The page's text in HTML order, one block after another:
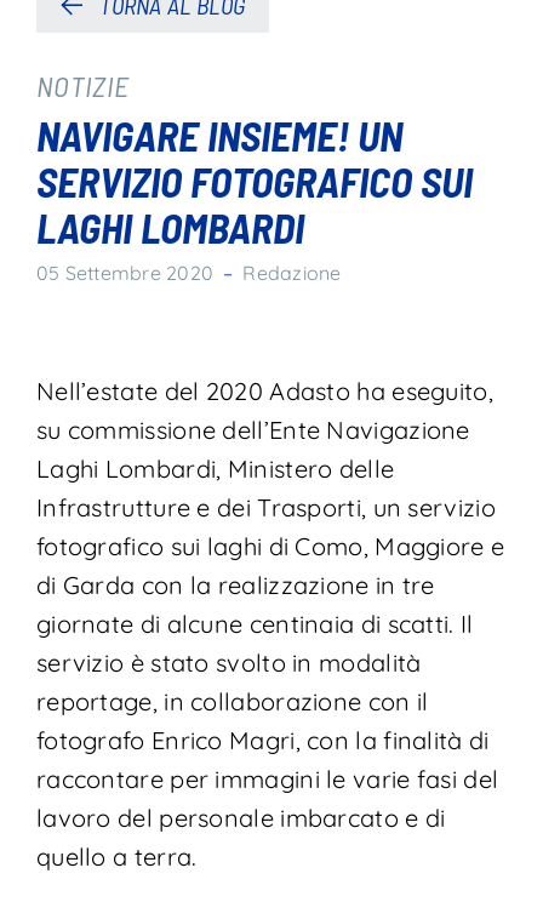
NOTIZIE
NAVIGARE INSIEME! UN
SERVIZIO FOTOGRAFICO SUI
LAGHI LOMBARDI
05 Settembre 2020 – Redazione
Nell’estate del 2020 Adasto ha eseguito,
su commissione dell’Ente Navigazione
Laghi Lombardi, Ministero delle
Infrastrutture e dei Trasporti, un servizio
fotografico sui laghi di Como, Maggiore e
di Garda con la realizzazione in tre
giornate di alcune centinaia di scatti. Il
servizio è stato svolto in modalità
reportage, in collaborazione con il
fotografo Enrico Magri, con la finalità di
raccontare per immagini le varie fasi del
lavoro del personale imbarcato e di
quello a terra.